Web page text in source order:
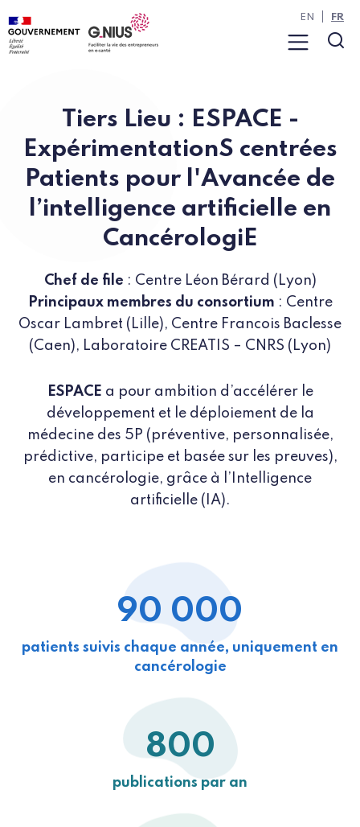
Panneau de gestion des cookies
Aller au contenu
Aller à la navigation
Menu
EN FR
Tiers Lieu : ESPACE -
ExpérimentationS centrées
Patients pour l'Avancée de
l’intelligence artificielle en
CancérologiE
Chef de file : Centre Léon Bérard (Lyon)
Principaux membres du consortium : Centre
Oscar Lambret (Lille), Centre Francois Baclesse
(Caen), Laboratoire CREATIS – CNRS (Lyon)
ESPACE a pour ambition d’accélérer le
développement et le déploiement de la
médecine des 5P (préventive, personnalisée,
prédictive, participe et basée sur les preuves),
en cancérologie, grâce à l’Intelligence
artificielle (IA).
90 000
patients suivis chaque année, uniquement en
cancérologie
800
publications par an